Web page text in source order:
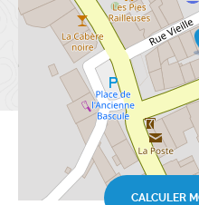
CALCULER